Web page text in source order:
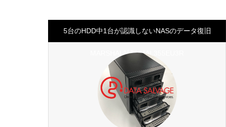
5台のHDD中1台が認識しないNASのデータ復旧
MARSHAL社製 MAL355EU3R